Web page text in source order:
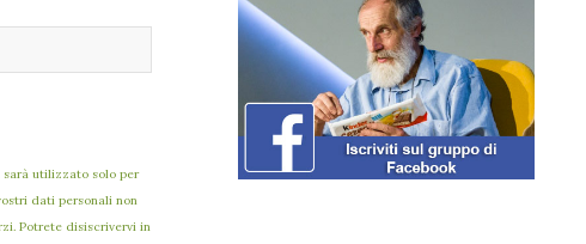
utilizzato solo per
dati personali non
Potrete disiscrivervi in